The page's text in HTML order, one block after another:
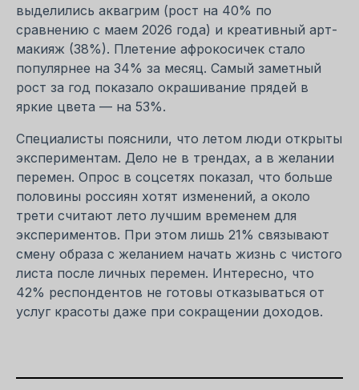
выделились аквагрим (рост на 40% по
сравнению с маем 2026 года) и креативный арт-
макияж (38%). Плетение афрокосичек стало
популярнее на 34% за месяц. Самый заметный
рост за год показало окрашивание прядей в
яркие цвета — на 53%.
Специалисты пояснили, что летом люди открыты
экспериментам. Дело не в трендах, а в желании
перемен. Опрос в соцсетях показал, что больше
половины россиян хотят изменений, а около
трети считают лето лучшим временем для
экспериментов. При этом лишь 21% связывают
смену образа с желанием начать жизнь с чистого
листа после личных перемен. Интересно, что
42% респондентов не готовы отказываться от
услуг красоты даже при сокращении доходов.